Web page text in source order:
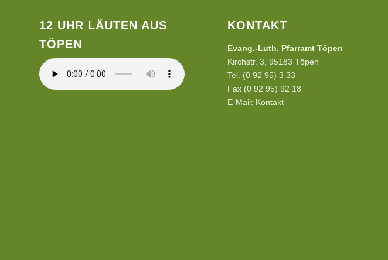
12 UHR LÄUTEN AUS
TÖPEN
KONTAKT
Evang.-Luth. Pfarramt Töpen
Kirchstr. 3, 95183 Töpen
Tel. (0 92 95) 3 33
Fax (0 92 95) 92 18
E-Mail: Kontakt